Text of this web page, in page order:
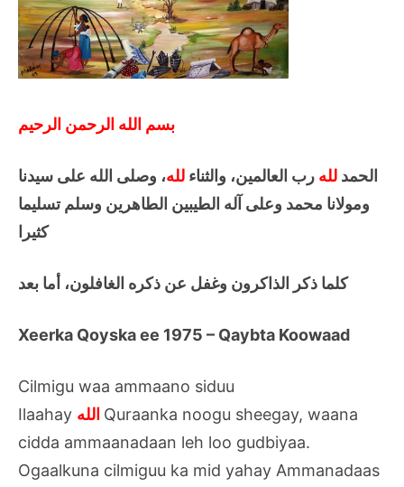
بسم الله الرحمن الرحيم
الحمد لله رب العالمين، والثناء لله، وصلى الله على سيدنا
ومولانا محمد وعلى آله الطيبين الطاهرين وسلم تسليما
كثيرا
كلما ذكر الذاكرون وغفل عن ذكره الغافلون، أما بعد
Xeerka Qoyska ee 1975 – Qaybta Koowaad
Cilmigu waa ammaano siduu
Ilaahay
Quraanka noogu sheegay, waana
cidda ammaanadaan leh loo gudbiyaa.
Ogaalkuna cilmiguu ka mid yahay Ammanadaas